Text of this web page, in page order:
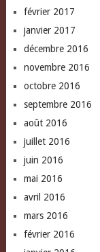
février 2017
janvier 2017
décembre 2016
novembre 2016
octobre 2016
septembre 2016
août 2016
juillet 2016
juin 2016
mai 2016
avril 2016
mars 2016
février 2016